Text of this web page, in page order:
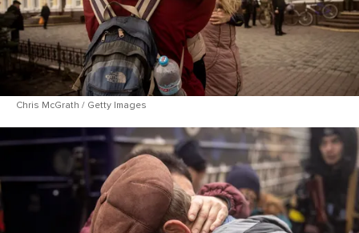
Chris McGrath / Getty Images